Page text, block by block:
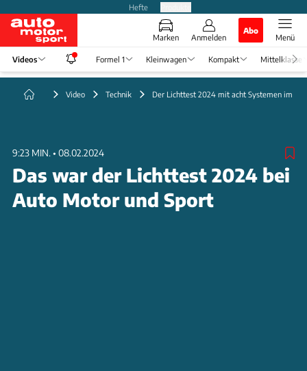
Hefte
Marken Anmelden
Abo
Menü
Videos Formel 1 Kleinwagen Kompakt Mittelklasse
Video Technik Der Lichttest 2024 mit acht Systemen im
9:23 MIN. • 08.02.2024
Das war der Lichttest 2024 bei
Auto Motor und Sport